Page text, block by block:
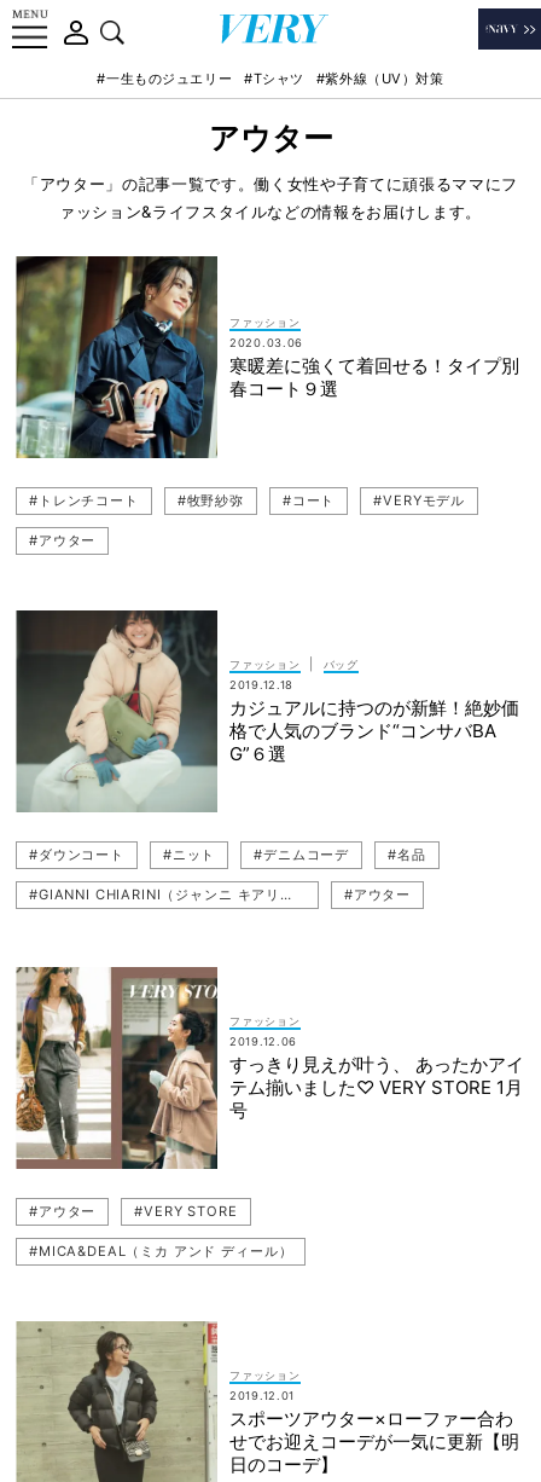
#一生ものジュエリー #Tシャツ #紫外線（UV）対策
アウター
「アウター」の記事一覧です。働く女性や子育てに頑張るママにフ
ァッション&ライフスタイルなどの情報をお届けします。
ファッション
2020.03.06
寒暖差に強くて着回せる！タイプ別
春コート９選
#トレンチコート #牧野紗弥 #コート #VERYモデル
#アウター
ファッション
バッグ
2019.12.18
カジュアルに持つのが新鮮！絶妙価
格で人気のブランド“コンサバBA
G”６選
#ダウンコート #ニット #デニムコーデ #名品
#GIANNI CHIARINI（ジャンニ キアリーニ） #アウター
#CONVERSE（コンバース） #ブランド
#VASIC（ヴァジック） #バッグ
#YOKO CHAN（ヨーコチャン） #コート #クリス-ウェブ 佳子
#VERYモデル
ファッション
2019.12.06
すっきり見えが叶う、 あったかアイ
テム揃いました♡ VERY STORE 1月
号
#アウター #VERY STORE
#MICA&DEAL（ミカ アンド ディール）
ファッション
2019.12.01
スポーツアウター×ローファー合わ
せでお迎えコーデが一気に更新【明
日のコーデ】